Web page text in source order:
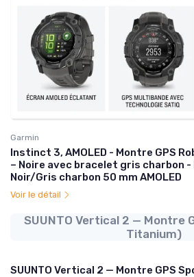
Garmin
Instinct 3, AMOLED - Montre GPS
– Noire avec bracelet gris charbon
Noir/Gris charbon 50 mm AMOLED
Voir le détail
SUUNTO Vertical 2 — Montre
Titanium)
SUUNTO Vertical 2 — Montre GPS